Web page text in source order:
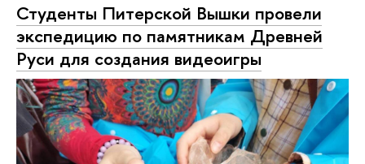
Студенты Питерской Вышки провели
экспедицию по памятникам Древней
Руси для создания видеоигры